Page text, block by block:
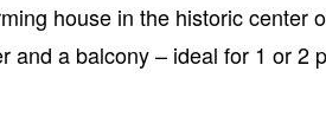
house in the historic center
and a balcony – ideal for 1 or 2